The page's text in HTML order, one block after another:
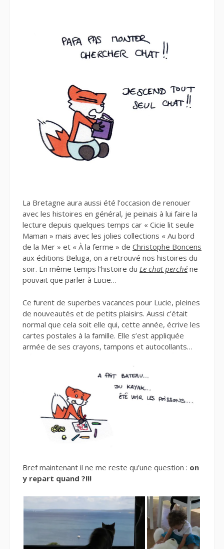
La Bretagne aura aussi été l’occasion de renouer
avec les histoires en général, je peinais à lui faire la
lecture depuis quelques temps car « Cicie lit seule
Maman » mais avec les jolies collections « Au bord
de la Mer » et « À la ferme » de Christophe Boncens
aux éditions Beluga, on a retrouvé nos histoires du
soir. En même temps l’histoire du Le chat perché ne
pouvait que parler à Lucie…
Ce furent de superbes vacances pour Lucie, pleines
de nouveautés et de petits plaisirs. Aussi c’était
normal que cela soit elle qui, cette année, écrive les
cartes postales à la famille. Elle s’est appliquée
armée de ses crayons, tampons et autocollants…
Bref maintenant il ne me reste qu’une question : on
y repart quand ?!!!